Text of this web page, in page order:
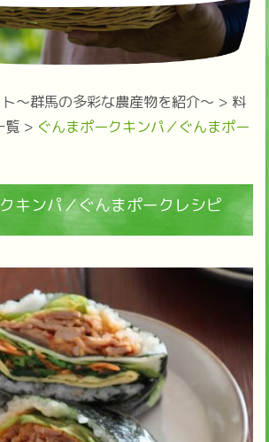
～群馬の多彩な農産物を紹介～ > 料
覧> ぐんまポークキンパ／ぐんまポー
キンパ／ぐんまポークレシピ